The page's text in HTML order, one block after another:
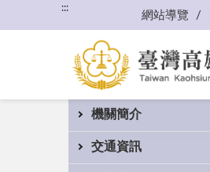
:::
網站導覽
機關簡介
交通資訊